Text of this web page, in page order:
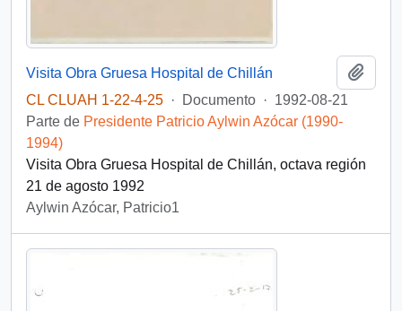
Visita Obra Gruesa Hospital de Chillán
CL CLUAH 1-22-4-25 · Documento · 1992-08-21
Parte de Presidente Patricio Aylwin Azócar (1990-
1994)
Visita Obra Gruesa Hospital de Chillán, octava región
21 de agosto 1992
Aylwin Azócar, Patricio1